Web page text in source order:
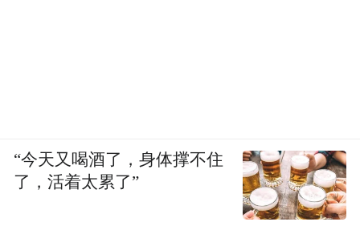
“今天又喝酒了，身体撑不住
了，活着太累了”